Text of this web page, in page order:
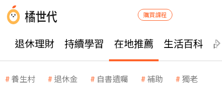
購買課程
退休理財 持續學習 在地推薦 生活百科
養生村 退休金 自書遺囑 補助 獨老